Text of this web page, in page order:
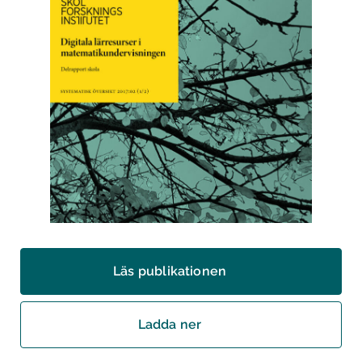
Läs publikationen
Ladda ner